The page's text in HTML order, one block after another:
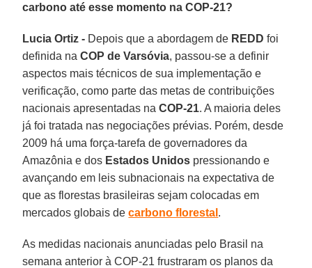
carbono até esse momento na COP-21?
Lucia Ortiz - Depois que a abordagem de REDD foi
definida na COP de Varsóvia, passou-se a definir
aspectos mais técnicos de sua implementação e
verificação, como parte das metas de contribuições
nacionais apresentadas naCOP-21. A maioria deles
já foi tratada nas negociações prévias. Porém, desde
2009 há uma força-tarefa de governadores da
Amazônia e dos Estados Unidos pressionando e
avançando em leis subnacionais na expectativa de
que as florestas brasileiras sejam colocadas em
mercados globais decarbono florestal .
As medidas nacionais anunciadas pelo Brasil na
semana anterior à COP-21 frustraram os planos da